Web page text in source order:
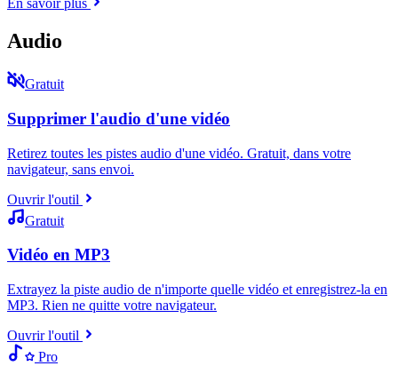
En savoir plus
Audio
Gratuit
Supprimer l'audio d'une vidéo
Retirez toutes les pistes audio d'une vidéo. Gratuit, dans votre
navigateur, sans envoi.
Ouvrir l'outil
Gratuit
Vidéo en MP3
Extrayez la piste audio de n'importe quelle vidéo et enregistrez-la en
MP3. Rien ne quitte votre navigateur.
Ouvrir l'outil
Pro